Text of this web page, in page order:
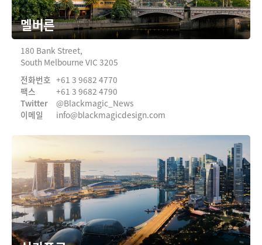
멜버른
180 Bank Street,
South Melbourne VIC 3205
전화번호
팩스
Twitter
이메일
+61 3 9682 4770
+61 3 9682 4790
@Blackmagic_News
info@blackmagicdesign.com